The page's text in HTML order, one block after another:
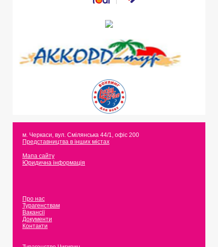
м. Черкаси, вул. Смілянська 44/1, офіс 200
Представництва в інших містах
Мапа сайту
Юридична інформація
Про нас
Турагенствам
Вакансії
Документи
Контакти